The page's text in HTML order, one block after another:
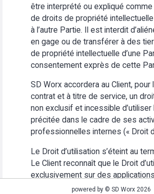
être interprété ou expliqué
de droits de propriété intellectuelle
à l’autre Partie. Il est interdit
en gage ou de transférer à des
de propriété intellectuelle d’une
consentement exprès de cette
SD Worx accordera au Client, pour
contrat et à titre de service, un
non exclusif et incessible d’utiliser
précitée dans le cadre de ses
professionnelles internes (« Droit
Le Droit d’utilisation s’éteint au
Le Client reconnaît que le Droit
exclusivement sur des
Web. Le Client s’abstiendra (i)
powered by © SD Worx 2026